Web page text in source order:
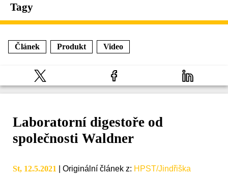
Tagy
Článek Produkt Video
Laboratorní digestoře od
společnosti Waldner
St, 12.5.2021 Originální článek z: HPST/Jindřiška